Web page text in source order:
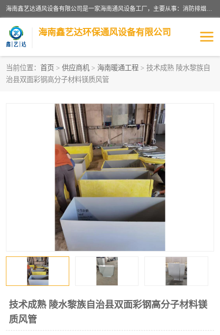
海南鑫艺达通风设备有限公司是一家海南通风设备工厂，主要从事：消防排烟工程、油烟净化工程、厨房排烟工程、酒店厨房设备、新风排风系统、镀锌铁皮管道加工、暖通工程、通风管道安装、消防火阀百叶风口等业务。公司拥有管道及配件一体化工厂生产线，良好的售后服务，良好的设计团队，良好的施工团队、良好管理人员，掌握畅通丰富的信息、市场渠道。
海南鑫艺达环保通风设备有限公司
当前位置： 首页 > 供应商机 > 海南暖通工程 > 技术成熟 陵水黎族自
治县双面彩钢高分子材料镁质风管
技术成熟 陵水黎族自治县双面彩钢高分子材料镁
质风管
海南暖通工程
海南厨房排烟工程 海南酒店厨房设备
海南油烟净化工程 管道配件
镁质防火风管
通风管道
消防风机
镀锌螺旋风管 PP风管
不锈钢烟罩
排烟风机 百叶风口
油烟净化器